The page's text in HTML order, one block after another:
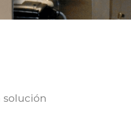
solución